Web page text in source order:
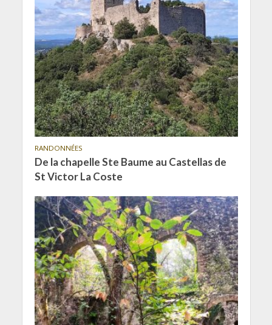
RANDONNÉES
De la chapelle Ste Baume au Castellas de
St Victor La Coste